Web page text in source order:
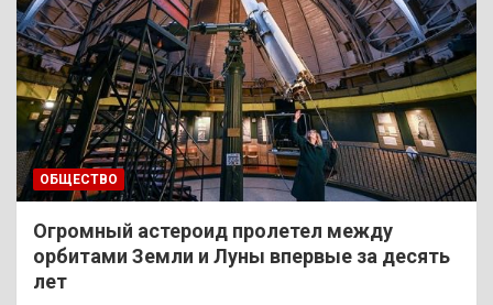
ОБЩЕСТВО
Огромный астероид пролетел между
орбитами Земли и Луны впервые за десять
лет